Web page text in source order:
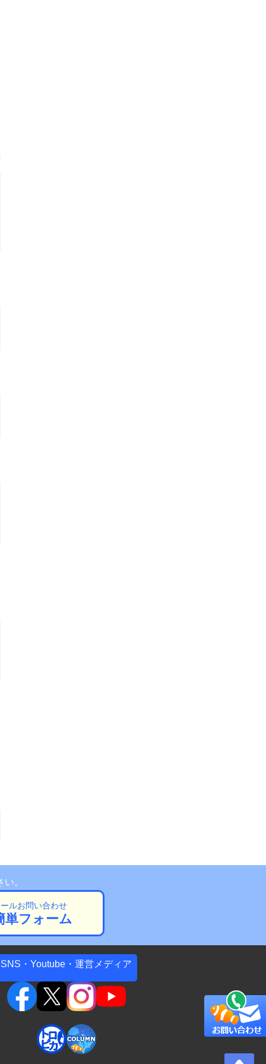
。
ルお問い合わせ
単フォーム
SNS・Youtube・運営メディア